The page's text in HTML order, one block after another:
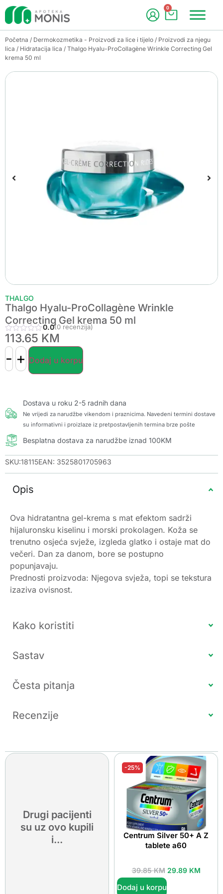
0
Početna / Dermokozmetika - Proizvodi za lice i tijelo / Proizvodi za njegu
lica / Hidratacija lica / Thalgo Hyalu-ProCollagène Wrinkle Correcting Gel
krema 50 ml
THALGO
Thalgo Hyalu-ProCollagène Wrinkle
Correcting Gel krema 50 ml
0.0(0 recenzija)
113.65 KM
- + Dodaj u korpu
Dostava u roku 2-5 radnih dana
Ne vrijedi za narudžbe vikendom i praznicima. Navedeni termini dostave
su informativni i proizlaze iz pretpostavljenih termina brze pošte
Besplatna dostava za narudžbe iznad 100KM
SKU:18115EAN: 3525801705963
Opis
Ova hidratantna gel-krema s mat efektom sadrži
hijaluronsku kiselinu i morski prokolagen. Koža se
trenutno osjeća svježe, izgleda glatko i ostaje mat do
večeri. Dan za danom, bore se postupno
popunjavaju.
Prednosti proizvoda: Njegova svježa, topi se tekstura
izaziva ovisnost.
Kako koristiti
Sastav
Česta pitanja
Recenzije
Drugi pacijenti
su uz ovo kupili
i...
-25%
Centrum Silver 50+ A Z
tablete a60
39.85KM 29.89 KM
Dodaj u korpu